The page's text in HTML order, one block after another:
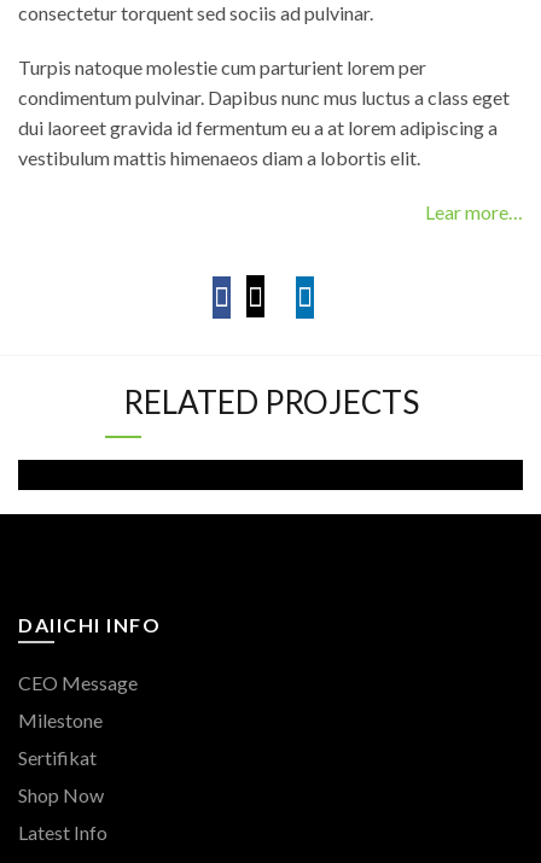
consectetur torquent sed sociis ad pulvinar.
Turpis natoque molestie cum parturient lorem per
condimentum pulvinar. Dapibus nunc mus luctus a class eget
dui laoreet gravida id fermentum eu a at lorem adipiscing a
vestibulum mattis himenaeos diam a lobortis elit.
Lear more…
RELATED PROJECTS
DAIICHI INFO
CEO Message
Milestone
Sertifikat
Shop Now
Latest Info